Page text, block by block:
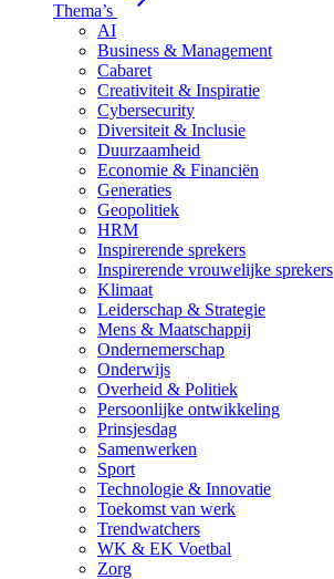
Thema’s
AI
Business & Management
Cabaret
Creativiteit & Inspiratie
Cybersecurity
Diversiteit & Inclusie
Duurzaamheid
Economie & Financiën
Generaties
Geopolitiek
HRM
Inspirerende sprekers
Inspirerende vrouwelijke sprekers
Klimaat
Leiderschap & Strategie
Mens & Maatschappij
Ondernemerschap
Onderwijs
Overheid & Politiek
Persoonlijke ontwikkeling
Prinsjesdag
Samenwerken
Sport
Technologie & Innovatie
Toekomst van werk
Trendwatchers
WK & EK Voetbal
Zorg